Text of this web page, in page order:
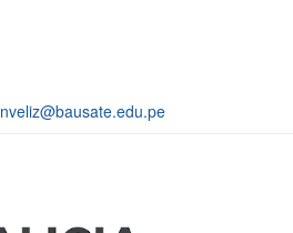
nveliz@bausate.edu.pe